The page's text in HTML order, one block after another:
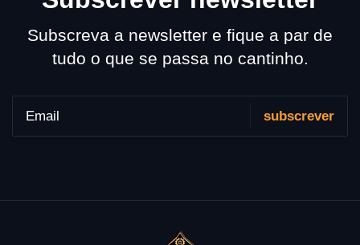
Subscreva a newsletter e fique a par de
tudo o que se passa no cantinho.